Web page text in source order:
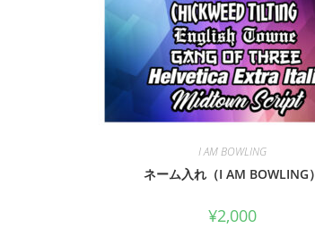
I AM BOWLING
ネーム入れ（I AM BOWLING）
¥2,000